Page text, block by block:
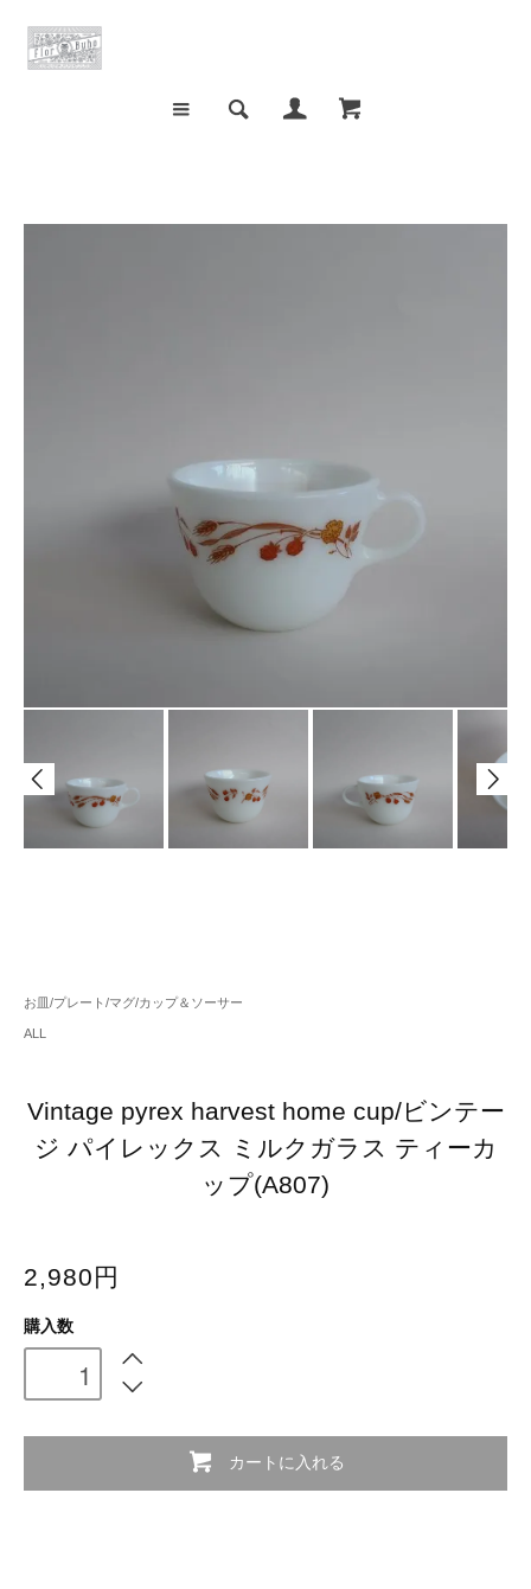
お皿/プレート/マグ/カップ＆ソーサー
ALL
Vintage pyrex harvest home cup/ビンテー
ジ パイレックス ミルクガラス ティーカ
ップ(A807)
2,980円
購入数
カートに入れる